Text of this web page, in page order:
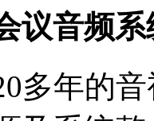
议音频
多年的